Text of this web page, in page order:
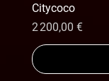
Citycoco
Prix
2 200,00 €